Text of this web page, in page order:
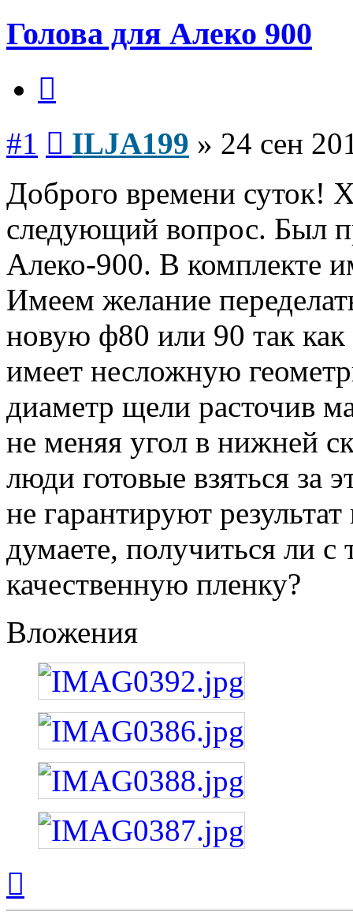
Голова для Алеко 900
#1 ILJA199 » 24 сен
Доброго времени суток!
следующий вопрос. Был
Алеко-900. В комплекте
Имеем желание
новую ф80 или 90 так
имеет несложную
диаметр щели расточив
не меняя угол в нижней
люди готовые взяться за
не гарантируют
думаете, получиться ли с
качественную пленку?
Вложения
началу